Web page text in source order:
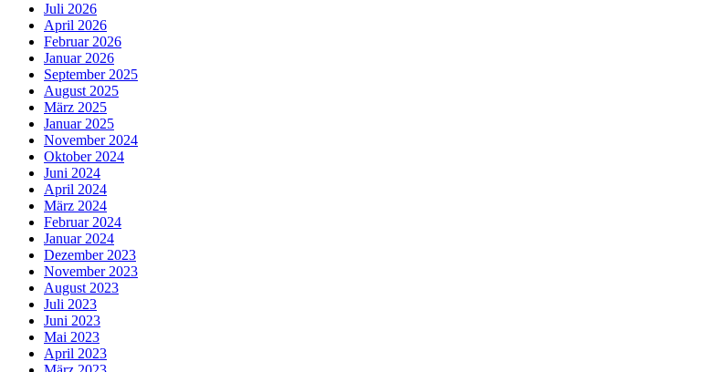
Juli 2026
April 2026
Februar 2026
Januar 2026
September 2025
August 2025
März 2025
Januar 2025
November 2024
Oktober 2024
Juni 2024
April 2024
März 2024
Februar 2024
Januar 2024
Dezember 2023
November 2023
August 2023
Juli 2023
Juni 2023
Mai 2023
April 2023